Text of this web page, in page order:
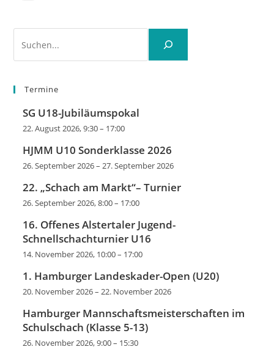
Termine
SG U18-Jubiläumspokal
22. August 2026, 9:30– 17:00
HJMM U10 Sonderklasse 2026
26. September 2026–27. September 2026
22. „Schach am Markt“– Turnier
26. September 2026, 8:00– 17:00
16. Offenes Alstertaler Jugend-
Schnellschachturnier U16
14. November 2026, 10:00– 17:00
1. Hamburger Landeskader-Open (U20)
20. November 2026–22. November 2026
Hamburger Mannschaftsmeisterschaften im
Schulschach (Klasse 5-13)
26. November 2026, 9:00– 15:30